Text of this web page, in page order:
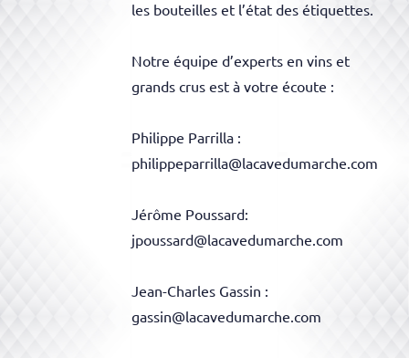
les bouteilles et l’état des étiquettes.
Notre équipe d’experts en vins et
grands crus est à votre écoute :
Philippe Parrilla :
philippeparrilla@lacavedumarche.com
Jérôme Poussard:
jpoussard@lacavedumarche.com
Jean-Charles Gassin :
gassin@lacavedumarche.com